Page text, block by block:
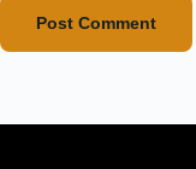
Post Comment